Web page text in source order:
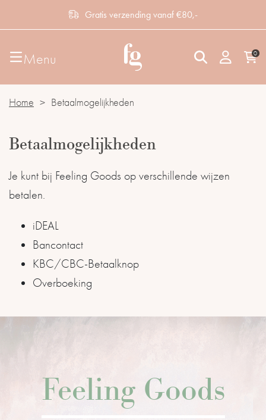
Gratis verzending vanaf €80,-
Menu 0
Home > Betaalmogelijkheden
Betaalmogelijkheden
Je kunt bij Feeling Goods op verschillende wijzen
betalen.
iDEAL
Bancontact
KBC/CBC-Betaalknop
Overboeking
Feeling Goods